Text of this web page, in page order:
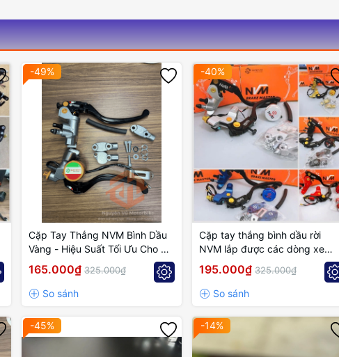
-49%
Cặp Tay Thắng NVM Bình Dầu
Vàng - Hiệu Suất Tối Ưu Cho Xe
Racing
165.000₫ 325.000₫
-40%
Cặp tay thắng bình dầu rời
NVM lắp được các dòng xe
máy, xe điện
195.000₫ 325.000₫
-45% -14%